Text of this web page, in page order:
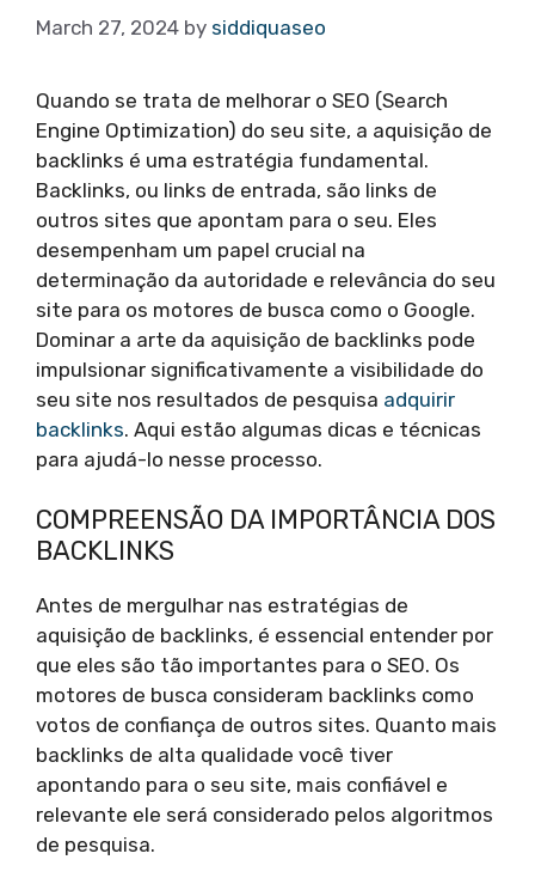
March 27, 2024 by siddiquaseo
Quando se trata de melhorar o SEO (Search
Engine Optimization) do seu site, a aquisição de
backlinks é uma estratégia fundamental.
Backlinks, ou links de entrada, são links de
outros sites que apontam para o seu. Eles
desempenham um papel crucial na
determinação da autoridade e relevância do seu
site para os motores de busca como o Google.
Dominar a arte da aquisição de backlinks pode
impulsionar significativamente a visibilidade do
seu site nos resultados de pesquisa adquirir
backlinks. Aqui estão algumas dicas e técnicas
para ajudá-lo nesse processo.
COMPREENSÃO DA IMPORTÂNCIA DOS
BACKLINKS
Antes de mergulhar nas estratégias de
aquisição de backlinks, é essencial entender por
que eles são tão importantes para o SEO. Os
motores de busca consideram backlinks como
votos de confiança de outros sites. Quanto mais
backlinks de alta qualidade você tiver
apontando para o seu site, mais confiável e
relevante ele será considerado pelos algoritmos
de pesquisa.